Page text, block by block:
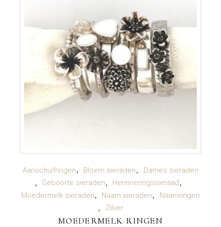
LEES VERDER
Aanschuifringen Bloem sieraden
Dames sieraden
Geboorte sieraden
Herinneringssieraad
Moedermelk sieraden
Naam sieraden
Naamringen
Zilver
MOEDERMELK RINGEN